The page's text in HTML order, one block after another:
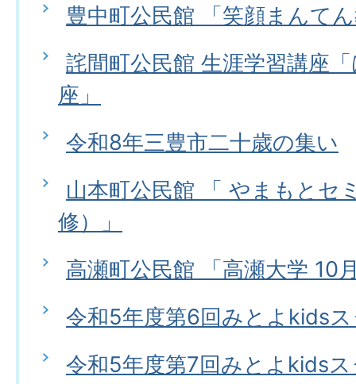
豊中町公民館 「笑顔まんて
詫間町公民館 生涯学習講座
座」
令和8年三豊市二十歳の集い
山本町公民館 「 やまもとセ
修）」
高瀬町公民館 「高瀬大学 10
令和5年度第6回みとよkids
令和5年度第7回みとよkids